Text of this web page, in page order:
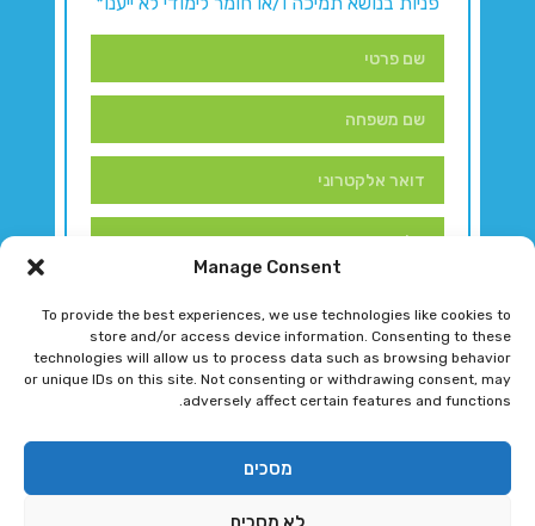
Manage Consent
To provide the best experiences, we use technologies like cookies to
store and/or access device information. Consenting to these
technologies will allow us to process data such as browsing behavior
or unique IDs on this site. Not consenting or withdrawing consent, may
adversely affect certain features and functions.
מסכים